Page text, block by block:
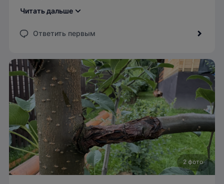
Читать дальше
Ответить первым
2 фото